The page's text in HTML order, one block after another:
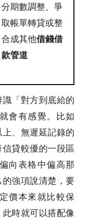
分期數調整、爭
取帳單轉貸或整
合成其他借錢借
款管道
「對方到底給的
會有感覺。比如
、無遲延記錄的
信貸較優的一段區
向表格中偏高那
強項說清楚，要
價本來就比較保
時就可以搭配像